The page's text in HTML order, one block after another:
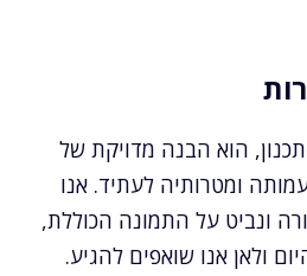
הוא הבנה מדויקת של
ומטרותיה לעתיד. אנו
ונביט על התמונה הכוללת,
ולאן אנו שואפים להגיע.